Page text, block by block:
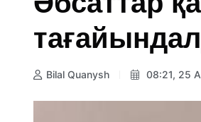
Bilal Quanysh 08:21, 25